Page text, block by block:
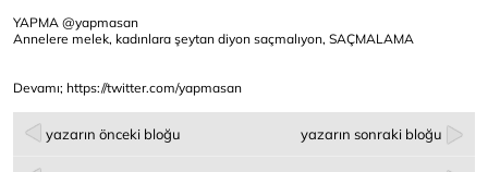
YAPMA @yapmasan
Annelere melek, kadınlara şeytan diyon saçmalıyon, SAÇMALAMA
Devamı; https://twitter.com/yapmasan
yazarın önceki bloğu yazarın sonraki bloğu